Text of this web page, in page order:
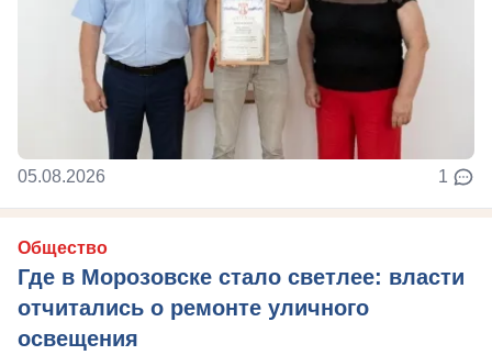
05.08.2026 1
Общество
Где в Морозовске стало светлее: власти
отчитались о ремонте уличного
освещения